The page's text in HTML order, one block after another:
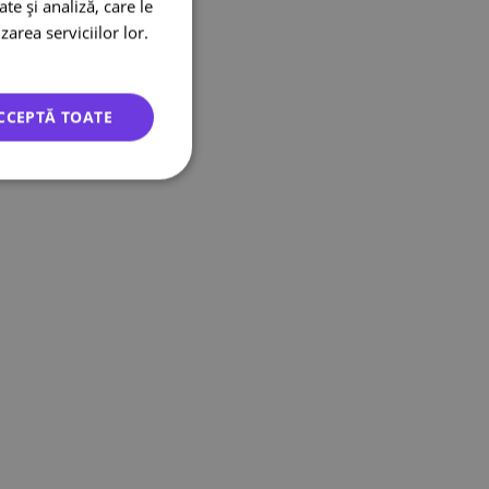
și analiză, care le
serviciilor lor.
TOATE